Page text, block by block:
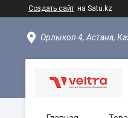
Создать сайт на Satu.kz
Орлыкол 4, Астана,